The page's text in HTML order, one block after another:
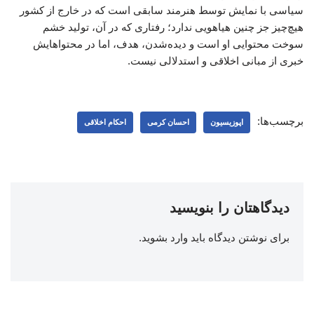
سیاسی با نمایش توسط هنرمند سابقی است که در خارج از کشور
هیچ‌چیز جز چنین هیاهویی ندارد؛ رفتاری که در آن، تولید خشم
سوخت محتوایی او است و دیده‌شدن، هدف، اما در محتواهایش
خبری از مبانی اخلاقی و استدلالی نیست.
برچسب‌ها: اپوزیسیون احسان کرمی احکام اخلاقی
دیدگاهتان را بنویسید
برای نوشتن دیدگاه باید وارد بشوید.